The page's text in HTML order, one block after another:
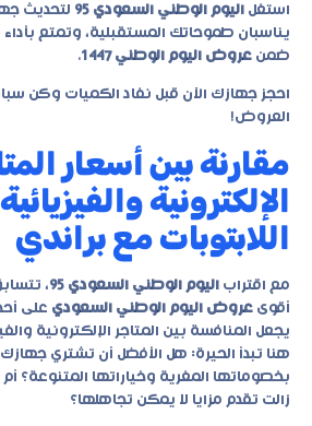
استغل اليوم الوطني السعودي 95
لتحديث
يناسبان طموحاتك المستقبلية، وتمتع بأداء
ضمن عروض اليوم الوطني 1447 .
احجز جهازك الآن قبل نفاد الكميات وكن
العروض!
مقارنة بين أسعار
الإلكترونية
اللابتوبات مع براندي
مع اقتراب اليوم الوطني السعودي 95
،
أقوى عروض اليوم الوطني السعودي على
يجعل المنافسة بين المتاجر الإلكترونية
هنا تبدأ الحيرة: هل الأفضل أن تشتري جهازك
بخصوماتها المغرية وخياراتها المتنوعة؟ أم
زالت تقدم مزايا لا يمكن تجاهلها؟